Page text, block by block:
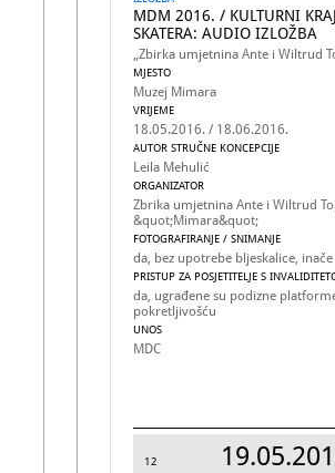
MDM 2016. / KULTURNI
SKATERA: AUDIO IZLOŽBA
„Zbirka umjetnina Ante i Wiltrud
MJESTO
Muzej Mimara
VRIJEME
18.05.2016. / 18.06.2016.
AUTOR STRUČNE KONCEPCIJE
Leila Mehulić
ORGANIZATOR
Zbrika umjetnina Ante i Wiltrud
&quot;Mimara&quot;
FOTOGRAFIRANJE / SNIMANJE
da, bez upotrebe bljeskalice,
PRISTUP ZA POSJETITELJE S
da, ugrađene su podizne
pokretljivošću
UNOS
MDC
12